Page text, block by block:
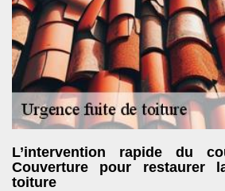
L’intervention rapide du
Couverture pour restaurer
toiture